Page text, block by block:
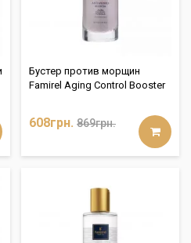
Бустер против морщин
Famirel Aging Control Booster
608грн. 869грн.